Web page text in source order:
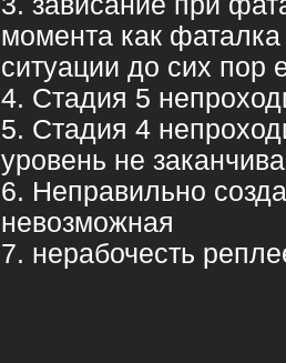
момента как
ситуации до сих пор
4. Стадия 5
5. Стадия 4
уровень не
6. Неправильно
невозможная
7. нерабочесть